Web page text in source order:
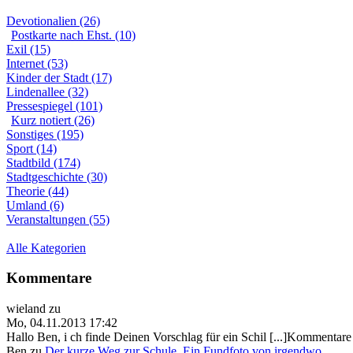
Devotionalien (26)
Postkarte nach Ehst. (10)
Exil (15)
Internet (53)
Kinder der Stadt (17)
Lindenallee (32)
Pressespiegel (101)
Kurz notiert (26)
Sonstiges (195)
Sport (14)
Stadtbild (174)
Stadtgeschichte (30)
Theorie (44)
Umland (6)
Veranstaltungen (55)
Alle Kategorien
Kommentare
wieland zu
Mo, 04.11.2013 17:42
Hallo Ben, i ch finde Deinen Vorschlag für ein Schil